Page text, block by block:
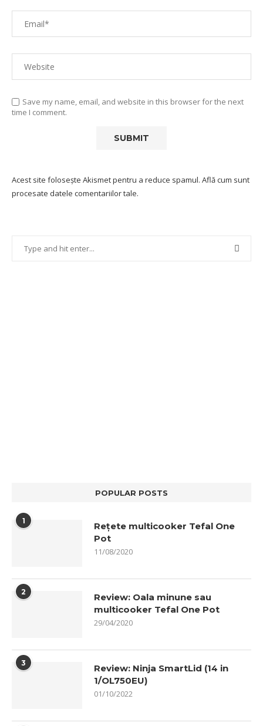
Save my name, email, and website in this browser for the next
time I comment.
Acest site folosește Akismet pentru a reduce spamul. Află cum sunt
procesate datele comentariilor tale.
POPULAR POSTS
1
Rețete multicooker Tefal One
Pot
11/08/2020
2
Review: Oala minune sau
multicooker Tefal One Pot
29/04/2020
3
Review: Ninja SmartLid (14 in
1/OL750EU)
01/10/2022